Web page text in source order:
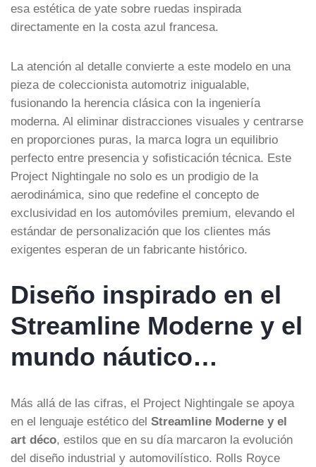
esa estética de yate sobre ruedas inspirada
directamente en la costa azul francesa.
La atención al detalle convierte a este modelo en una
pieza de coleccionista automotriz inigualable,
fusionando la herencia clásica con la ingeniería
moderna. Al eliminar distracciones visuales y centrarse
en proporciones puras, la marca logra un equilibrio
perfecto entre presencia y sofisticación técnica. Este
Project Nightingale no solo es un prodigio de la
aerodinámica, sino que redefine el concepto de
exclusividad en los automóviles premium, elevando el
estándar de personalización que los clientes más
exigentes esperan de un fabricante histórico.
Diseño inspirado en el
Streamline Moderne y el
mundo náutico…
Más allá de las cifras, el Project Nightingale se apoya
en el lenguaje estético del Streamline Moderne y el
art déco, estilos que en su día marcaron la evolución
del diseño industrial y automovilístico. Rolls Royce